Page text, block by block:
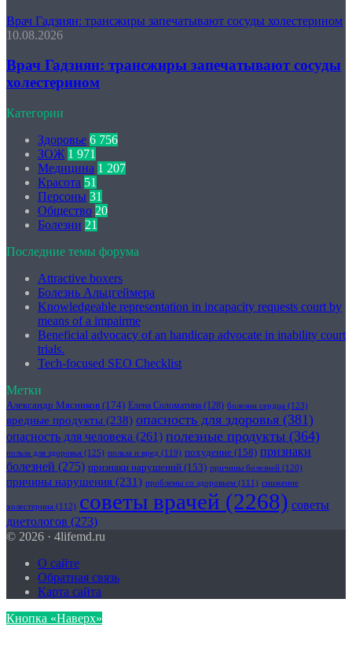
Врач Гадзиян: трансжиры запечатывают сосуды холестерином
10.08.2026
Врач Гадзиян: трансжиры запечатывают сосуды
холестерином
Категории
Здоровье 6 756
ЗОЖ 1 971
Медицина 1 207
Красота 51
Персоны 31
Общество 20
Болезни 21
Последние темы форума
Attractive boxers
Болезнь Альцгеймера
Knowledgeable representation in incapacity requests court by
means of a impairme
Beneficial advocacy of an handicap advocate in inability court
trials.
Tech-focused SEO Checklist
Метки
Александр Мясников (174) Елена Соломатина (128) болезни сердца (123)
вредные продукты (238) опасность для здоровья (381)
опасность для человека (261) полезные продукты (364)
польза для здоровья (125) польза и вред (119) похудение (158) признаки
болезней (275) признаки нарушений (153) причины болезней (120)
причины нарушения (231) проблемы со здоровьем (111) снижение
холестерина (112) советы врачей (2268) советы
диетологов (273)
© 2026 · 4lifemd.ru
О сайте
Обратная связь
Карта сайта
Кнопка «Наверх»